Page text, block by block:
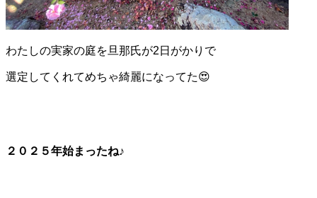
わたしの実家の庭を旦那氏が2日がかりで
選定してくれてめちゃ綺麗になってた😍
２０２５年始まったね♪